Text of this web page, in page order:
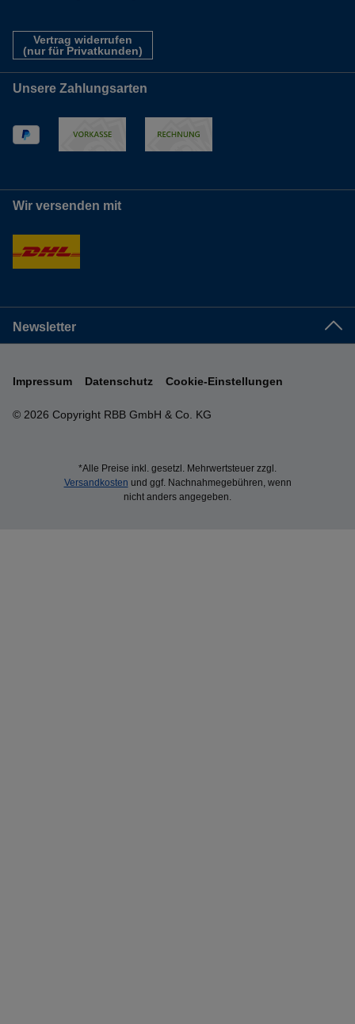
Vertrag widerrufen
(nur für Privatkunden)
Unsere Zahlungsarten
Wir versenden mit
Newsletter
© 2026 Copyright RBB GmbH & Co. KG
Impressum Datenschutz Cookie-Einstellungen
*Alle Preise inkl. gesetzl. Mehrwertsteuer zzgl.
Versandkosten und ggf. Nachnahmegebühren, wenn
nicht anders angegeben.